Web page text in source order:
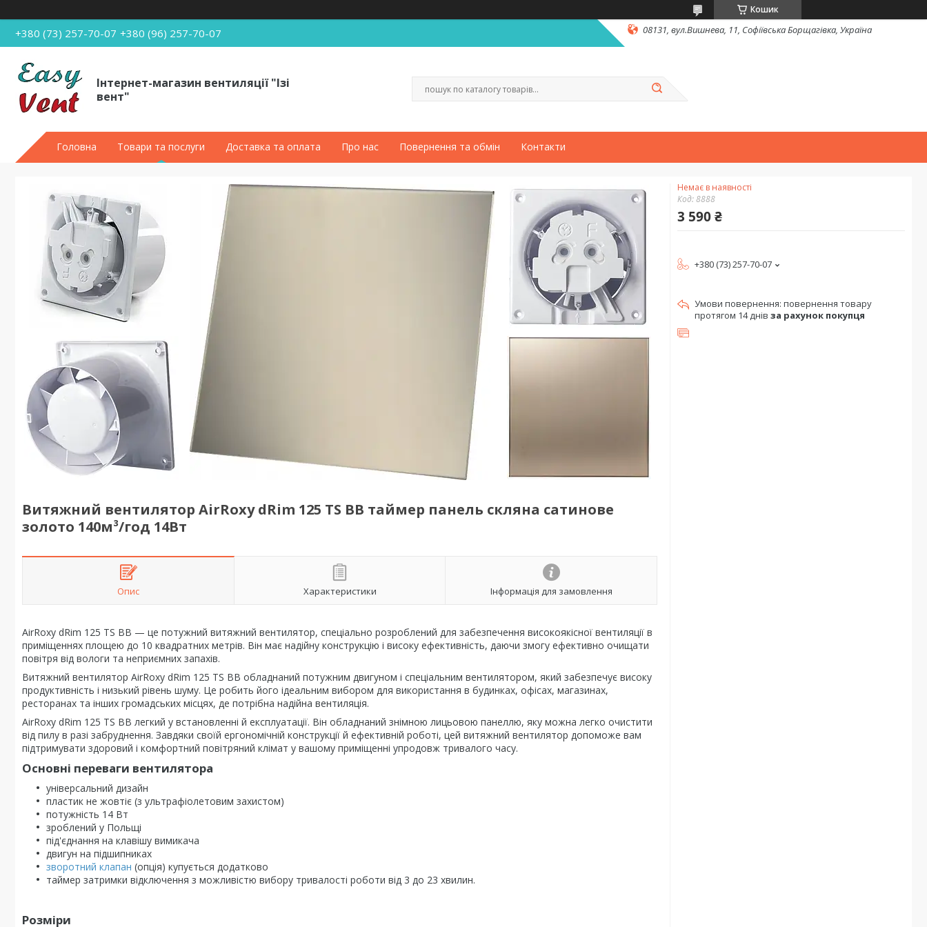
Кошик
+380 (73) 257-70-07 +380 (96) 257-70-07 08131, вул.Вишнева, 11, Софіївська Борщагівка, Україна
Інтернет-магазин вентиляції "Ізі
вент"
Головна Товари та послуги Доставка та оплата Про нас Повернення та обмін Контакти
Витяжний вентилятор AirRoxy dRim 125 TS BB таймер панель скляна сатинове
золото 140м³/год 14Вт
Опис Характеристики Інформація для замовлення
AirRoxy dRim 125 TS BB — це потужний витяжний вентилятор, спеціально розроблений для забезпечення високоякісної вентиляції в
приміщеннях площею до 10 квадратних метрів. Він має надійну конструкцію і високу ефективність, даючи змогу ефективно очищати
повітря від вологи та неприємних запахів.
Витяжний вентилятор AirRoxy dRim 125 TS BB обладнаний потужним двигуном і спеціальним вентилятором, який забезпечує високу
продуктивність і низький рівень шуму. Це робить його ідеальним вибором для використання в будинках, офісах, магазинах,
ресторанах та інших громадських місцях, де потрібна надійна вентиляція.
AirRoxy dRim 125 TS BB легкий у встановленні й експлуатації. Він обладнаний знімною лицьовою панеллю, яку можна легко очистити
від пилу в разі забруднення. Завдяки своїй ергономічній конструкції й ефективній роботі, цей витяжний вентилятор допоможе вам
підтримувати здоровий і комфортний повітряний клімат у вашому приміщенні упродовж тривалого часу.
Основні переваги вентилятора
універсальний дизайн
пластик не жовтіє (з ультрафіолетовим захистом)
потужність 14 Вт
зроблений у Польщі
під'єднання на клавішу вимикача
двигун на підшипниках
зворотний клапан (опція) купується додатково
таймер затримки відключення з можливістю вибору тривалості роботи від 3 до 23 хвилин.
Розміри
Немає в наявності
Код:8888
3 590 ₴
+380 (73) 257-70-07
повернення товару
протягом 14 днів за рахунок покупця